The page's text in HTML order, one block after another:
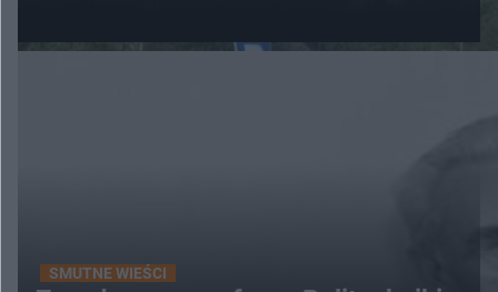
SMUTNE WIEŚCI